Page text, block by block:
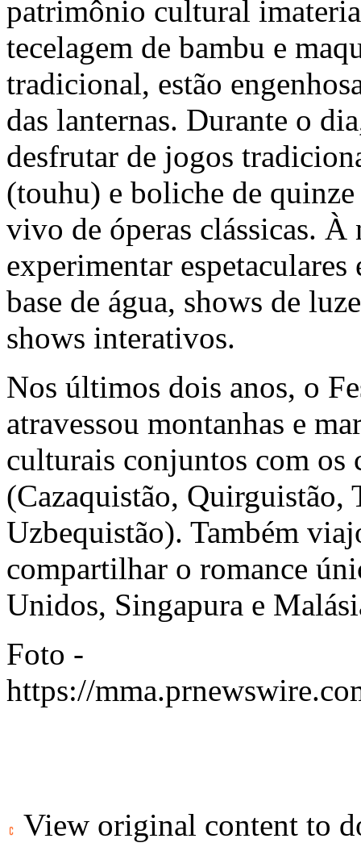
patrimônio cultural
tecelagem de bambu e
tradicional, estão
das lanternas. Durante o
desfrutar de jogos
(touhu) e boliche de quinze
vivo de óperas clássicas.
experimentar
base de água, shows de
shows interativos.
Nos últimos dois anos, o
atravessou montanhas e
culturais conjuntos com os
(Cazaquistão, Quirguistão,
Uzbequistão). Também
compartilhar o romance
Unidos, Singapura e
Foto -
https://
View original content to